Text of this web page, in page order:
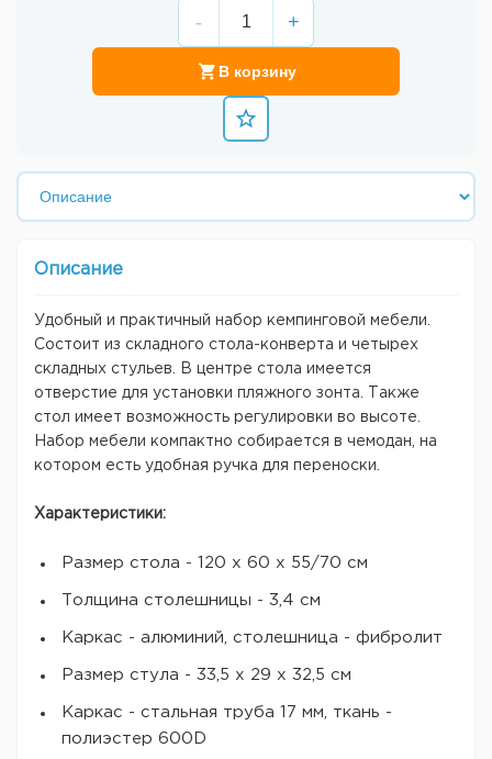
- +
В корзину
Описание
Удобный и практичный набор кемпинговой мебели.
Состоит из складного стола-конверта и четырех
складных стульев. В центре стола имеется
отверстие для установки пляжного зонта. Также
стол имеет возможность регулировки во высоте.
Набор мебели компактно собирается в чемодан, на
котором есть удобная ручка для переноски.
Характеристики:
Размер стола - 120 х 60 х 55/70 см
Толщина столешницы - 3,4 см
Каркас - алюминий, столешница - фибролит
Размер стула - 33,5 х 29 х 32,5 см
Каркас - стальная труба 17 мм, ткань -
полиэстер 600D